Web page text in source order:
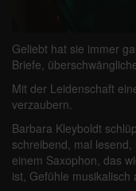
Geliebt hat sie immer
Briefe,
Mit der Leidenschaft
verzaubern.
Barbara Kleyboldt
schreibend, mal
einem Saxophon, das
ist, Gefühle musikalisch